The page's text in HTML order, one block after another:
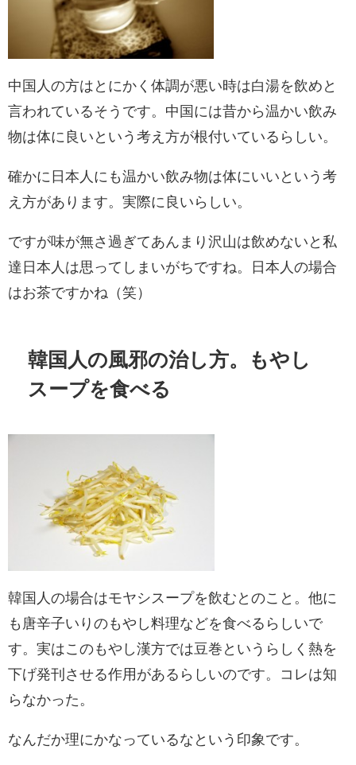
中国人の方はとにかく体調が悪い時は白湯を飲めと
言われているそうです。中国には昔から温かい飲み
物は体に良いという考え方が根付いているらしい。
確かに日本人にも温かい飲み物は体にいいという考
え方があります。実際に良いらしい。
ですが味が無さ過ぎてあんまり沢山は飲めないと私
達日本人は思ってしまいがちですね。日本人の場合
はお茶ですかね（笑）
韓国人の風邪の治し方。もやし
スープを食べる
韓国人の場合はモヤシスープを飲むとのこと。他に
も唐辛子いりのもやし料理などを食べるらしいで
す。実はこのもやし漢方では豆巻というらしく熱を
下げ発刊させる作用があるらしいのです。コレは知
らなかった。
なんだか理にかなっているなという印象です。